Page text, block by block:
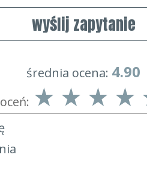
wyślij zapytanie
średnia ocena: 4.90
oceń: